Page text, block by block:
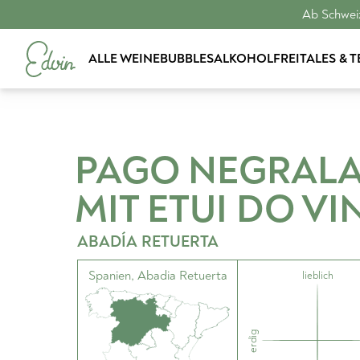
Ab
ALLE WEINEBUBBLESALKOHOLFREITALES &
PAGO
MIT ETUI DO
ABADÍA RETUERTA
Spanien, Abadia Retuerta lieblich
erdig